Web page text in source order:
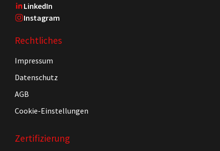
LinkedIn
Instagram
Rechtliches
Impressum
Datenschutz
AGB
Cookie-Einstellungen
Zertifizierung